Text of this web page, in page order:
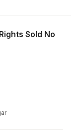
Sold No